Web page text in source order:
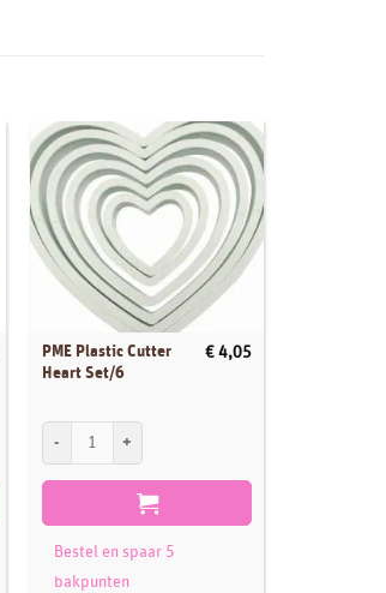
PME Plastic Cutter
Heart Set/6
€ 4,05
Bestel en spaar 5
bakpunten